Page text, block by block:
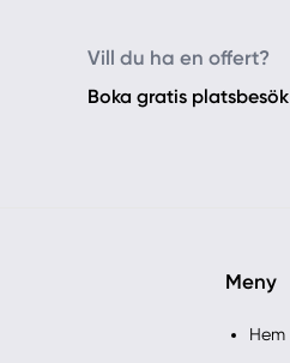
Vill du ha en offert?
Boka gratis platsbesök
Meny
Hem